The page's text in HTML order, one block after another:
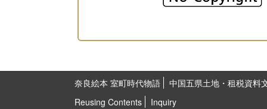
奈良絵本 室町時代物語
中国五県土地・租税資料
Reusing Contents
Inquiry